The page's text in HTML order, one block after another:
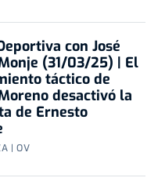
con José
(31/03/25) | El
táctico de
desactivó la
de Ernesto
| OV